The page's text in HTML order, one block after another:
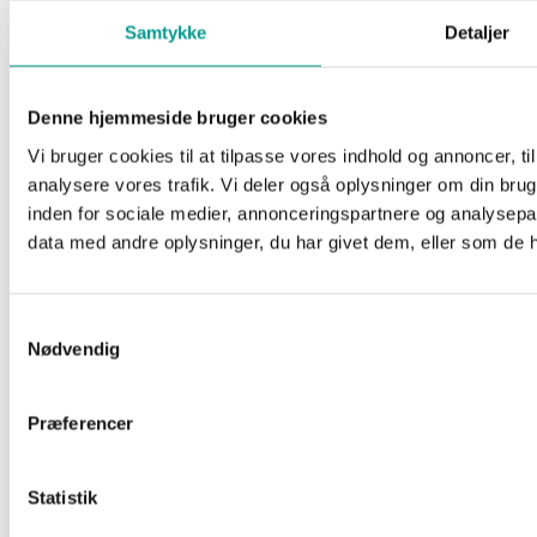
Samtykke Detaljer
Denne hjemmeside bruger cookies
Vi bruger cookies til at tilpasse vores indhold og annoncer,
analysere vores trafik. Vi deler også oplysninger om din
inden for sociale medier, annonceringspartnere og
data med andre oplysninger, du har givet dem, eller som de
Nødvendig
Præferencer
Statistik
Skal vi sludre ?
Telefon. 6915 0500
Har du en god historie?
redaktion@billundonline.dk